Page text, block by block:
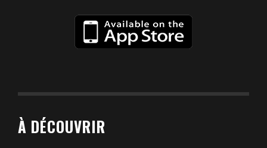
À DÉCOUVRIR